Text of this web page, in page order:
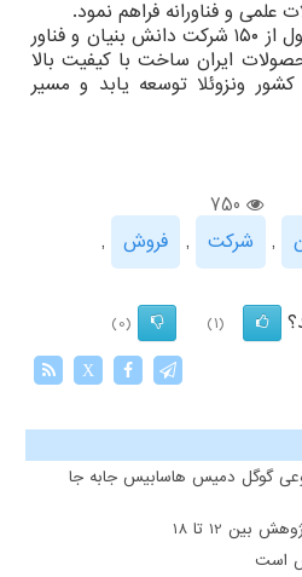
علمی و فناورانه فراهم نمود.
در این نمایشگاه ۵۰۰ محصول از ۱۵۰ شرکت دانش بنیان و فناور
ایران ساخت با کیفیت بالا
ونزوئلا توسعه یابد و مسیر
750
, شركت , فروش
,
(1)
(0)
X
گوگل دمیس هاسابیس جابه جا
12 تا 18
است